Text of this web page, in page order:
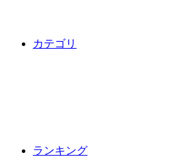
カテゴリ
ランキング